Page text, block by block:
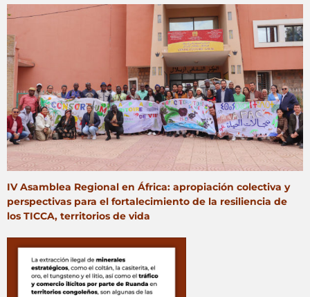
IV Asamblea Regional en África: apropiación colectiva y
perspectivas para el fortalecimiento de la resiliencia de
los TICCA, territorios de vida